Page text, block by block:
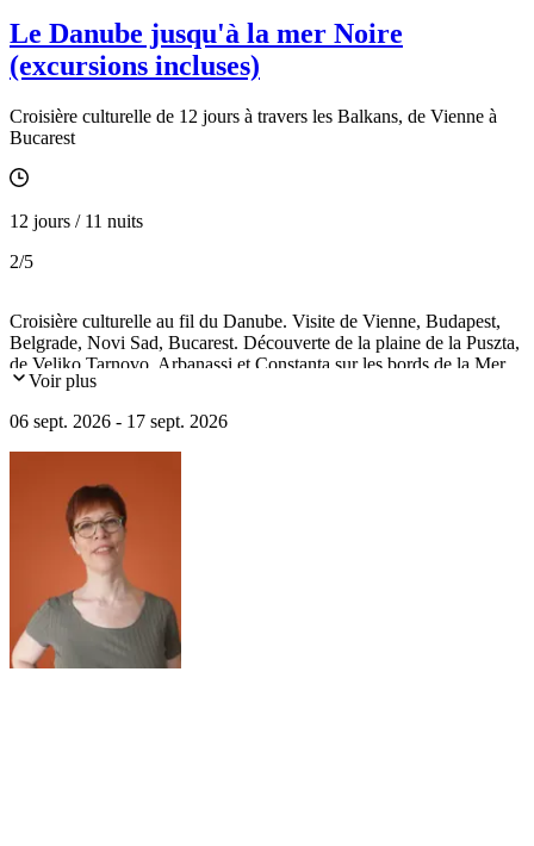
Le Danube jusqu'à la mer Noire
(excursions incluses)
Croisière culturelle de 12 jours à travers les Balkans, de Vienne à
Bucarest
12 jours / 11 nuits
2/5
Croisière culturelle au fil du Danube. Visite de Vienne, Budapest,
Belgrade, Novi Sad, Bucarest. Découverte de la plaine de la Puszta,
de Veliko Tarnovo, Arbanassi et Constanta sur les bords de la Mer
Noire. Passage du barrage des Portes de Fer et navigation dans le
Voir plus
06 sept. 2026 - 17 sept. 2026